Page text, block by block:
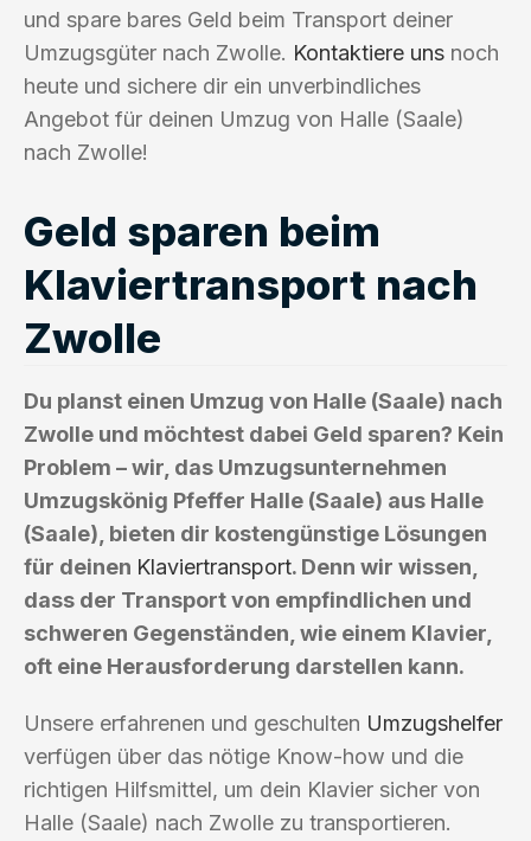
und spare bares Geld beim Transport deiner
Umzugsgüter nach Zwolle. Kontaktiere uns noch
heute und sichere dir ein unverbindliches
Angebot für deinen Umzug von Halle (Saale)
nach Zwolle!
Geld sparen beim
Klaviertransport nach
Zwolle
Du planst einen Umzug von Halle (Saale) nach
Zwolle und möchtest dabei Geld sparen? Kein
Problem – wir, das Umzugsunternehmen
Umzugskönig Pfeffer Halle (Saale) aus Halle
(Saale), bieten dir kostengünstige Lösungen
für deinen Klaviertransport. Denn wir wissen,
dass der Transport von empfindlichen und
schweren Gegenständen, wie einem Klavier,
oft eine Herausforderung darstellen kann.
Unsere erfahrenen und geschulten Umzugshelfer
verfügen über das nötige Know-how und die
richtigen Hilfsmittel, um dein Klavier sicher von
Halle (Saale) nach Zwolle zu transportieren.